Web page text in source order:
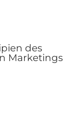
des
Marketings